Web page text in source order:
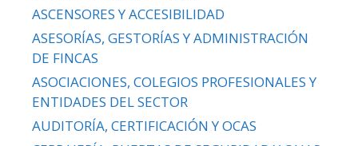
ASCENSORES Y ACCESIBILIDAD
ASESORÍAS, GESTORÍAS Y ADMINISTRACIÓN
DE FINCAS
ASOCIACIONES, COLEGIOS PROFESIONALES Y
ENTIDADES DEL SECTOR
AUDITORÍA, CERTIFICACIÓN Y OCAS